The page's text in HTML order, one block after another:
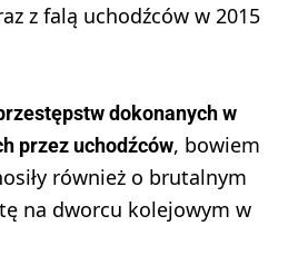
z falą uchodźców w 2015
dokonanych w
przez uchodźców, bowiem
również o brutalnym
na dworcu kolejowym w